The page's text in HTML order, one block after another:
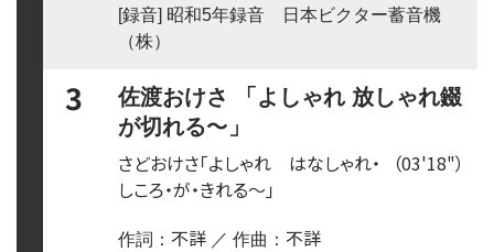
[録音] 昭和5年録音 日本ビクター蓄音機
（株）
3
佐渡おけさ 「よしゃれ 放しゃれ錣
が切れる〜 」
（03'18"）
さどおけさ「よしゃれ はなしゃれ・
しころ・が・きれる〜 」
作詞： 不詳 ／ 作曲： 不詳